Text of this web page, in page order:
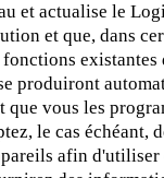
et actualise le
et que, dans
produiront
que vous les
le cas échéant,
afin d'utiliser